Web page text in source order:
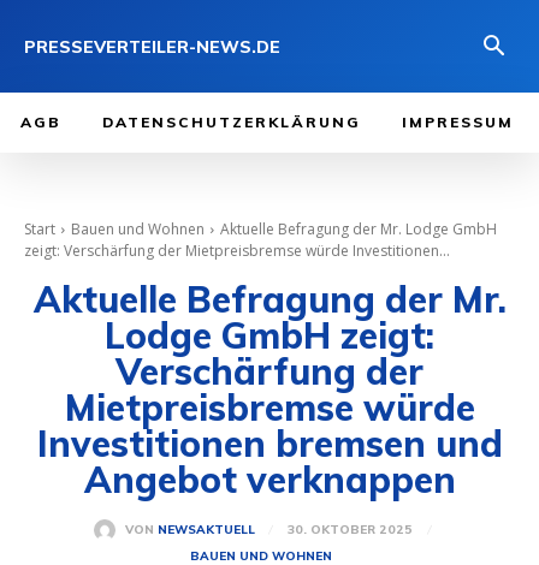
PRESSEVERTEILER-NEWS.DE
AGB DATENSCHUTZERKLÄRUNG IMPRESSUM
Start Bauen und Wohnen
Aktuelle Befragung der Mr. Lodge GmbH
zeigt: Verschärfung der Mietpreisbremse würde Investitionen...
Aktuelle Befragung der Mr.
Lodge GmbH zeigt:
Verschärfung der
Mietpreisbremse würde
Investitionen bremsen und
Angebot verknappen
VON NEWSAKTUELL
30. OKTOBER 2025
BAUEN UND WOHNEN